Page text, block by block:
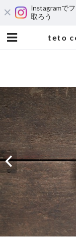
Instagramで
取ろう